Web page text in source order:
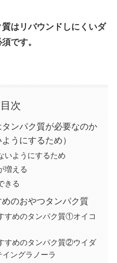
はリバウンドしにくいダ
です。
目次
ンパク質が必要なのか
うにするため）
ようにするため
増える
きる
のおやつタンパク質
すめのタンパク質①オイコ
すめのタンパク質②ウイダ
ングラノーラ